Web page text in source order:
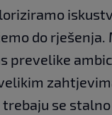
do
prevelike
se